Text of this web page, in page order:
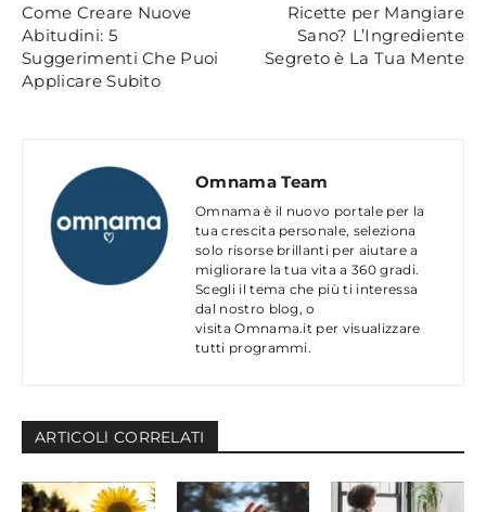
Come Creare Nuove
Abitudini: 5
Suggerimenti Che Puoi
Applicare Subito
Ricette per Mangiare
Sano? L’Ingrediente
Segreto è La Tua Mente
Omnama Team
Omnama è il nuovo portale per la
tua crescita personale, seleziona
solo risorse brillanti per aiutare a
migliorare la tua vita a 360 gradi.
Scegli il tema che più ti interessa
dal nostro blog, o
visita Omnama.it per visualizzare
tutti programmi.
ARTICOLl CORRELATI